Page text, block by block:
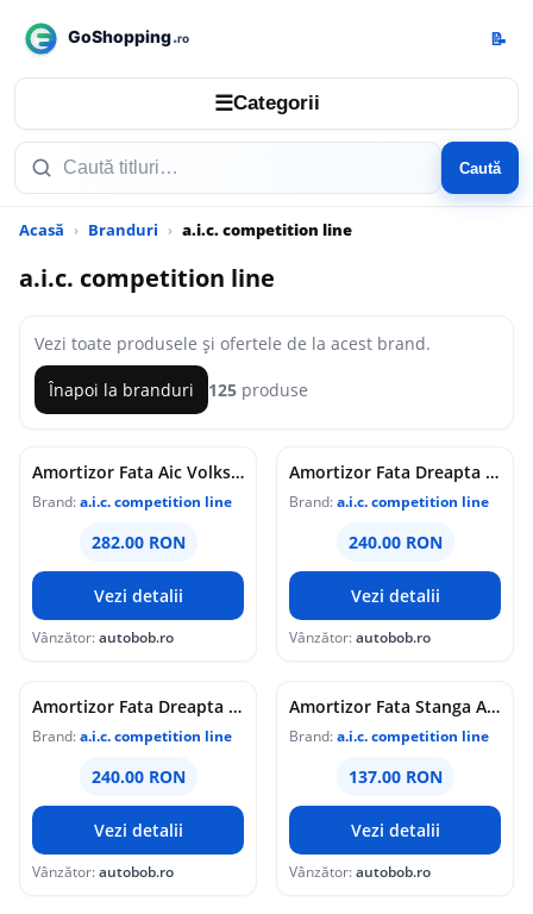
☰Categorii
Caută
📝
Acasă Branduri a.i.c. competition line
a.i.c. competition line
Vezi toate produsele și ofertele de la acest brand.
Înapoi la branduri 125 produse
Amortizor Fata Aic Volkswagen Passat CC 2008-2012 52566
Brand:a.i.c. competition line
282.00 RON
Vezi detalii
Vânzător:autobob.ro
Amortizor Fata Dreapta Aic 52590
Brand:a.i.c. competition line
240.00 RON
Vezi detalii
Vânzător:autobob.ro
Amortizor Fata Dreapta Aic Bmw Seria 3 E46 1997-2005 52590
Brand:a.i.c. competition line
240.00 RON
Vezi detalii
Vânzător:autobob.ro
Amortizor Fata Stanga Aic 52619
Brand:a.i.c. competition line
137.00 RON
Vezi detalii
Vânzător:autobob.ro